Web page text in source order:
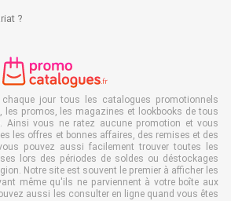
?
chaque jour tous les catalogues promotionnels
les promos, les magazines et lookbooks de tous
Ainsi vous ne ratez aucune promotion et vous
les offres et bonnes affaires, des remises et des
pouvez aussi facilement trouver toutes les
lors des périodes de soldes ou déstockages
Notre site est souvent le premier à afficher les
même qu'ils ne parviennent à votre boîte aux
aussi les consulter en ligne quand vous êtes